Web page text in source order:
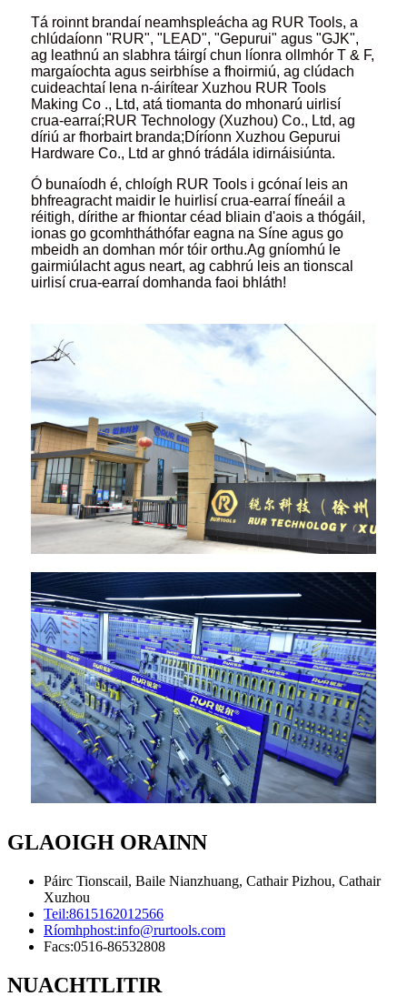
Tá roinnt brandaí neamhspleácha ag RUR Tools, a
chlúdaíonn "RUR", "LEAD", "Gepurui" agus "GJK",
ag leathnú an slabhra táirgí chun líonra ollmhór T & F,
margaíochta agus seirbhíse a fhoirmiú, ag clúdach
cuideachtaí lena n-áirítear Xuzhou RUR Tools
Making Co ., Ltd, atá tiomanta do mhonarú uirlisí
crua-earraí;RUR Technology (Xuzhou) Co., Ltd, ag
díriú ar fhorbairt branda;Díríonn Xuzhou Gepurui
Hardware Co., Ltd ar ghnó trádála idirnáisiúnta.
Ó bunaíodh é, chloígh RUR Tools i gcónaí leis an
bhfreagracht maidir le huirlisí crua-earraí fíneáil a
réitigh, dírithe ar fhiontar céad bliain d'aois a thógáil,
ionas go gcomhtháthófar eagna na Síne agus go
mbeidh an domhan mór tóir orthu.Ag gníomhú le
gairmiúlacht agus neart, ag cabhrú leis an tionscal
uirlisí crua-earraí domhanda faoi bhláth!
GLAOIGH ORAINN
Páirc Tionscail, Baile Nianzhuang, Cathair Pizhou, Cathair
Xuzhou
Teil:8615162012566
Ríomhphost:info@rurtools.com
Facs:0516-86532808
NUACHTLITIR